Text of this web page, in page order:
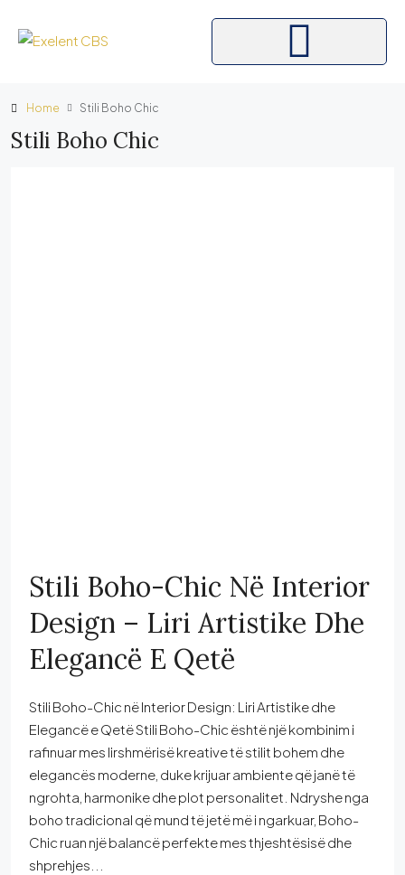
Home Stili Boho Chic
Stili Boho Chic
Stili Boho-Chic Në Interior
Design – Liri Artistike Dhe
Elegancë E Qetë
Stili Boho-Chic në Interior Design: Liri Artistike dhe
Elegancë e Qetë Stili Boho-Chic është një kombinim i
rafinuar mes lirshmërisë kreative të stilit bohem dhe
elegancës moderne, duke krijuar ambiente që janë të
ngrohta, harmonike dhe plot personalitet. Ndryshe nga
boho tradicional që mund të jetë më i ngarkuar, Boho-
Chic ruan një balancë perfekte mes thjeshtësisë dhe
shprehjes...